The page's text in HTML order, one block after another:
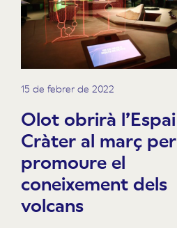
15 de febrer de 2022
Olot obrirà l’Espai
Cràter al març per
promoure el
coneixement dels
volcans